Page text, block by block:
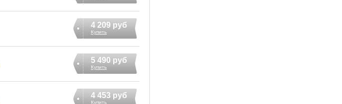
4 209 руб
Купить
5 490 руб
Купить
4 453 руб
Купить